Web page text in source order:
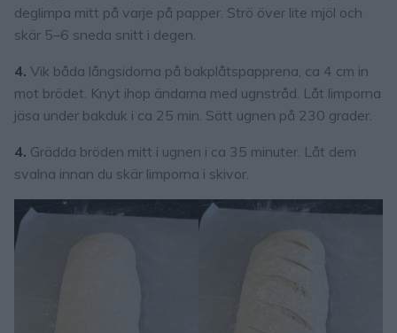
deglimpa mitt på varje på papper. Strö över lite mjöl och
skär 5–6 sneda snitt i degen.
4. Vik båda långsidorna på bakplåtspapprena, ca 4 cm in
mot brödet. Knyt ihop ändarna med ugnstråd. Låt limporna
jäsa under bakduk i ca 25 min. Sätt ugnen på 230 grader.
4. Grädda bröden mitt i ugnen i ca 35 minuter. Låt dem
svalna innan du skär limporna i skivor.